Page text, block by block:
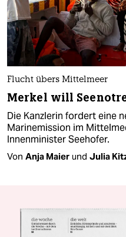
Flucht übers Mittelmeer
Merkel will
Die Kanzlerin fordert eine
Marinemission im
Innenminister Seehofer.
Von Anja Maier und Julia